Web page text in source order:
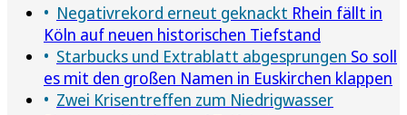
Negativrekord erneut geknackt Rhein fällt in
Köln auf neuen historischen Tiefstand
Starbucks und Extrablatt abgesprungen So soll
es mit den großen Namen in Euskirchen klappen
Zwei Krisentreffen zum Niedrigwasser